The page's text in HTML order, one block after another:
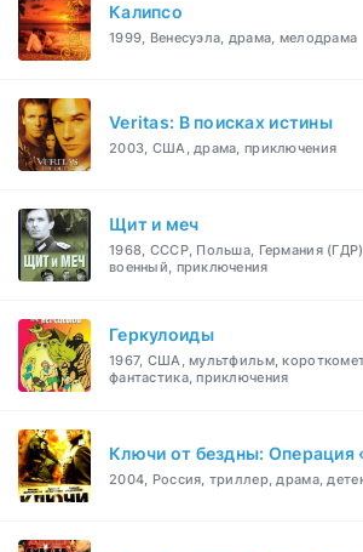
Калипсо
1999, Венесуэла, драма, мелодрама
Veritas: В поисках истины
2003, США, драма, приключения
Щит и меч
1968, СССР, Польша, Германия
военный, приключения
Геркулоиды
1967, США, мультфильм,
фантастика, приключения
Ключи от бездны: Операция
2004, Россия, триллер, драма,